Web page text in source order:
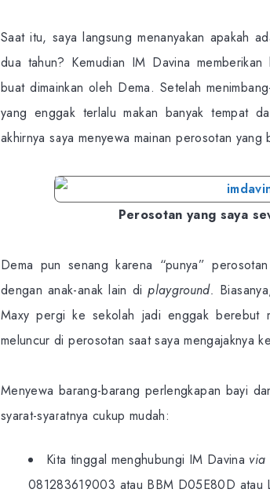
Saat itu, saya langsung menanyakan apakah
dua tahun? Kemudian IM Davina memberikan
buat dimainkan oleh Dema. Setelah
yang enggak terlalu makan banyak tempat
akhirnya saya menyewa mainan perosotan
Perosotan yang saya
Dema pun senang karena “punya”
dengan anak-anak lain diplayground.
Maxy pergi ke sekolah jadi enggak berebut
meluncur di perosotan saat saya mengajaknya
Menyewa barang-barang perlengkapan bayi
syarat-syaratnya cukup mudah:
Kita tinggal menghubungi IM Davina via
081283619003 atau BBM D05E80D atau